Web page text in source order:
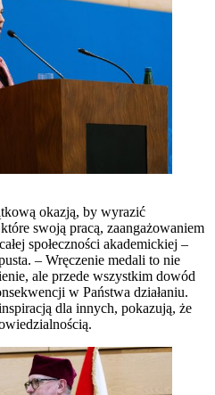
okazją, by wyrazić
swoją pracą, zaangażowaniem
społeczności akademickiej –
– Wręczenie medali to nie
ale przede wszystkim dowód
w Państwa działaniu.
dla innych, pokazują, że